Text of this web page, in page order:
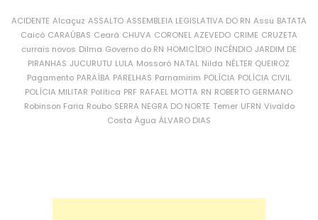
ACIDENTE Alcaçuz ASSALTO ASSEMBLEIA LEGISLATIVA DO RN Assu BATATA
Caicó CARAÚBAS Ceará CHUVA CORONEL AZEVEDO CRIME CRUZETA
currais novos Dilma Governo do RN HOMICÍDIO INCÊNDIO JARDIM DE
PIRANHAS JUCURUTU LULA Mossoró NATAL Nilda NÉLTER QUEIROZ
Pagamento PARAÍBA PARELHAS Parnamirim POLÍCIA POLÍCIA CIVIL
POLÍCIA MILITAR Política PRF RAFAEL MOTTA RN ROBERTO GERMANO
Robinson Faria Roubo SERRA NEGRA DO NORTE Temer UFRN Vivaldo
Costa Água ÁLVARO DIAS